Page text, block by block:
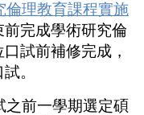
倫理教育課程實施
完成學術研究倫
試前補修完成，
。
之前一學期選定碩